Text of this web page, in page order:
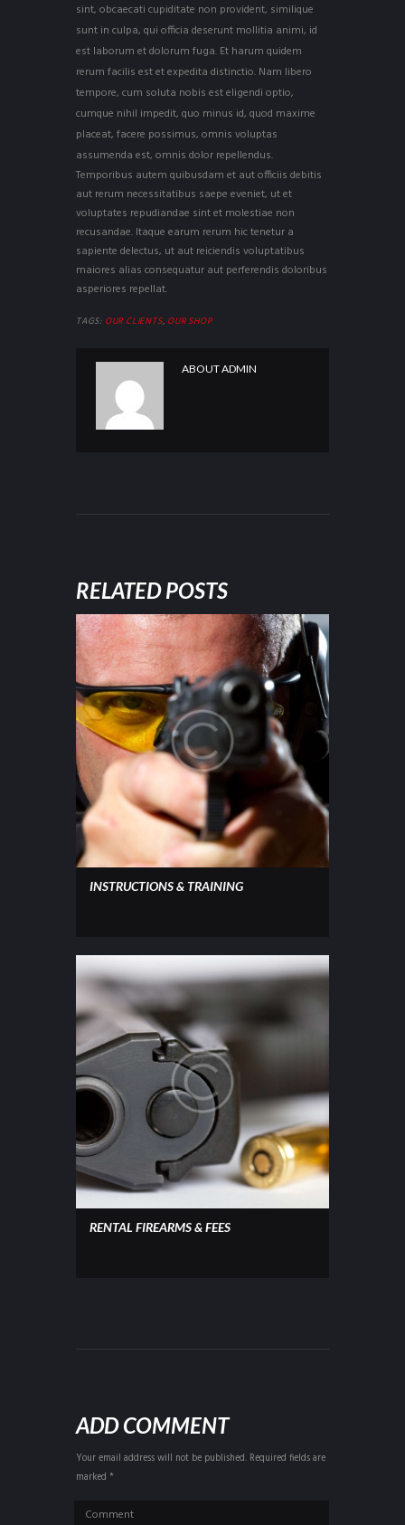
sint, obcaecati cupiditate non provident, similique
sunt in culpa, qui officia deserunt mollitia animi, id
est laborum et dolorum fuga. Et harum quidem
rerum facilis est et expedita distinctio. Nam libero
tempore, cum soluta nobis est eligendi optio,
cumque nihil impedit, quo minus id, quod maxime
placeat, facere possimus, omnis voluptas
assumenda est, omnis dolor repellendus.
Temporibus autem quibusdam et aut officiis debitis
aut rerum necessitatibus saepe eveniet, ut et
voluptates repudiandae sint et molestiae non
recusandae. Itaque earum rerum hic tenetur a
sapiente delectus, ut aut reiciendis voluptatibus
maiores alias consequatur aut perferendis doloribus
asperiores repellat.
TAGS: OUR CLIENTS, OUR SHOP
ABOUTADMIN
RELATED POSTS
INSTRUCTIONS & TRAINING
RENTAL FIREARMS & FEES
ADD COMMENT
Your email address will not be published. Required fields are
marked *